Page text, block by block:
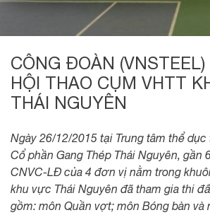
CÔNG ĐOÀN
HỘI THAO CỤM VHTT
THÁI NGUYÊN
Ngày 26/12/2015 tại Trung tâm thể
Cổ phần Gang Thép Thái Nguyên, gần
CNVC-LĐ của 4 đơn vị nằm trong
khu vực Thái Nguyên đã tham gia thi
gồm: môn Quần vợt; môn Bóng bàn